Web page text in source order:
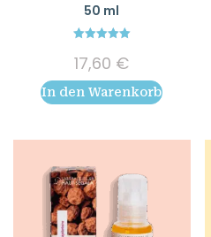
50 ml
out of 5
17,60 €
In den Warenkorb